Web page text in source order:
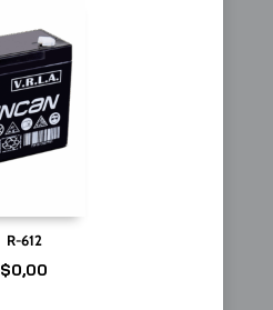
R-612
$0,00